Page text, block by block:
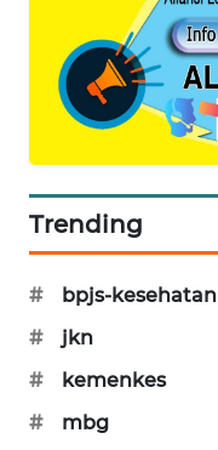
Trending
#
bpjs-kesehatan
#
jkn
#
kemenkes
#
mbg
MARTABAT
NET
PLN
MKLI
LPKKI
LKKI
KOPEKLIN